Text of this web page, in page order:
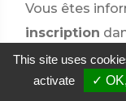
Vous êtes
inscription
après sa
courrier
si
This site uses
activate
✓